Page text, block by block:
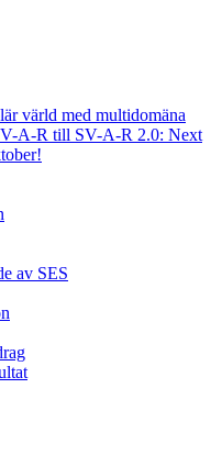
värld med multidomäna
A-R till SV-A-R 2.0: Next
av SES